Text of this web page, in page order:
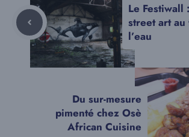
Le Festiwall
street art
l’eau
Du sur-mesure
pimenté chez Osè
African Cuisine